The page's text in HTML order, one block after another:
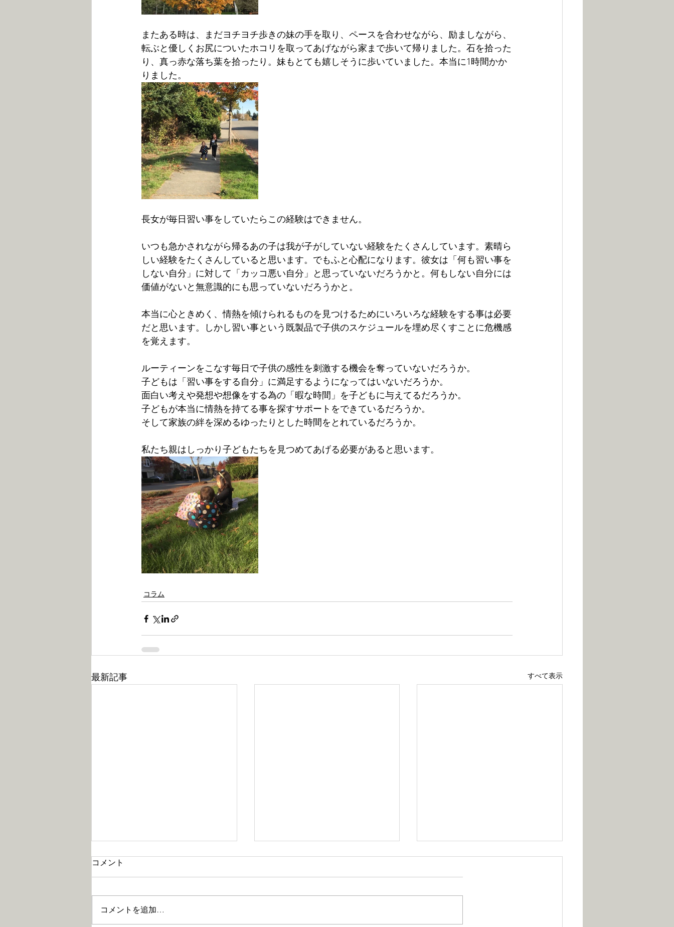
またある時は、まだヨチヨチ歩きの妹の手を取り、ペースを合わせながら、励ましながら、
転ぶと優しくお尻についたホコリを取ってあげながら家まで歩いて帰りました。石を拾った
り、真っ赤な落ち葉を拾ったり。妹もとても嬉しそうに歩いていました。本当に1時間かか
りました。
長女が毎日習い事をしていたらこの経験はできません。
いつも急かされながら帰るあの子は我が子がしていない経験をたくさんしています。素晴ら
しい経験をたくさんしていると思います。でもふと心配になります。彼女は「何も習い事を
しない自分」に対して「カッコ悪い自分」と思っていないだろうかと。何もしない自分には
価値がないと無意識的にも思っていないだろうかと。
本当に心ときめく、情熱を傾けられるものを見つけるためにいろいろな経験をする事は必要
だと思います。しかし習い事という既製品で子供のスケジュールを埋め尽くすことに危機感
を覚えます。
ルーティーンをこなす毎日で子供の感性を刺激する機会を奪っていないだろうか。
子どもは「習い事をする自分」に満足するようになってはいないだろうか。
面白い考えや発想や想像をする為の「暇な時間」を子どもに与えてるだろうか。
子どもが本当に情熱を持てる事を探すサポートをできているだろうか。
そして家族の絆を深めるゆったりとした時間をとれているだろうか。
私たち親はしっかり子どもたちを見つめてあげる必要があると思います。
コラム
最新記事 すべて表示
コメント
コメントを追加…